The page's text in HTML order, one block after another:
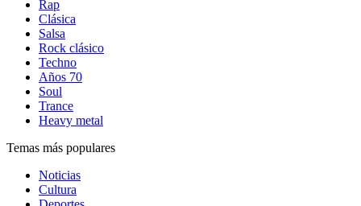
Rap
Clásica
Salsa
Rock clásico
Techno
Años 70
Soul
Trance
Heavy metal
Temas más populares
Noticias
Cultura